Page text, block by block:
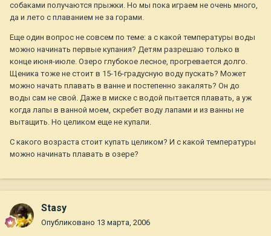
собаками получаются прыжки. Но мы пока играем не очень много,
да и лето с плаванием не за горами.
Еще один вопрос не совсем по теме: а с какой температуры воды
можно начинать первые купания? Детям разрешаю только в
конце июня-июле. Озеро глубокое лесное, прогревается долго.
Щеника тоже не стоит в 15-16-градусную воду пускать? Может
можно начать плавать в ванне и постепенно закалять? Он до
воды сам не свой. Даже в миске с водой пытается плавать, а уж
когда лапы в ванной моем, скребет воду лапами и из ванны не
вытащить. Но целиком еще не купали.
С какого возраста стоит купать целиком? И с какой температуры
можно начинать плавать в озере?
Stasy
Опубликовано 13 марта, 2006